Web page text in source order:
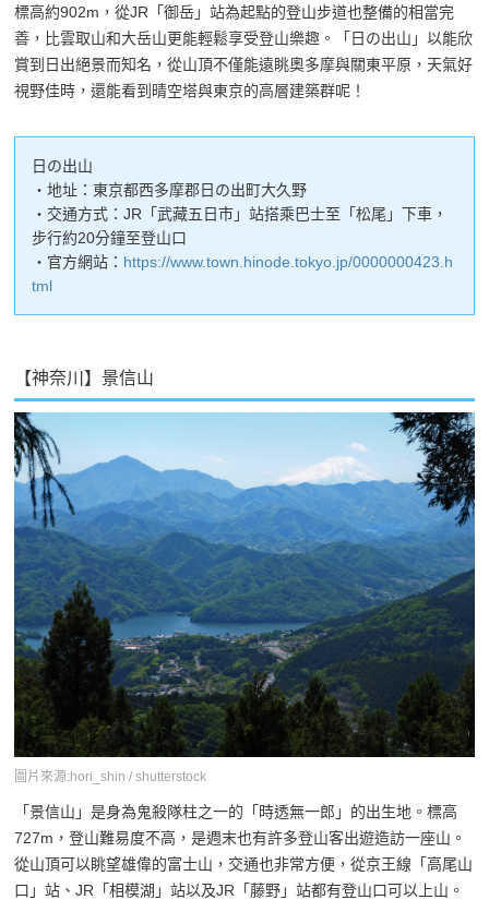
標高約902m，從JR「御岳」站為起點的登山步道也整備的相當完
善，比雲取山和大岳山更能輕鬆享受登山樂趣。「日の出山」以能欣
賞到日出絕景而知名，從山頂不僅能遠眺奧多摩與關東平原，天氣好
視野佳時，還能看到晴空塔與東京的高層建築群呢！
日の出山
・地址：東京都西多摩郡日の出町大久野
・交通方式：JR「武藏五日市」站搭乘巴士至「松尾」下車，
步行約20分鐘至登山口
・官方網站： https://www.town.hinode.tokyo.jp/0000000423.h
tml
【神奈川】景信山
圖片來源:hori_shin / shutterstock
「景信山」是身為鬼殺隊柱之一的「時透無一郎」的出生地。標高
727m，登山難易度不高，是週末也有許多登山客出遊造訪一座山。
從山頂可以眺望雄偉的富士山，交通也非常方便，從京王線「高尾山
口」站、JR「相模湖」站以及JR「藤野」站都有登山口可以上山。